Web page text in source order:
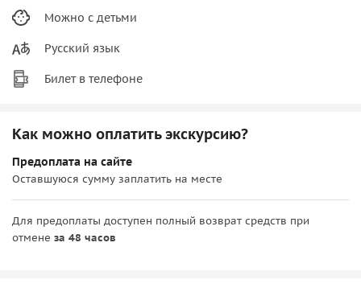
Можно с детьми
Русский язык
Билет в телефоне
Как можно оплатить экскурсию?
Предоплата на сайте
Оставшуюся сумму заплатить на месте
Для предоплаты доступен полный возврат средств при
отмене за 48 часов